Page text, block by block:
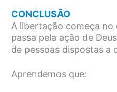
CONCLUSÃO
A libertação começa no
passa pela ação de
de pessoas dispostas a
Aprendemos que: